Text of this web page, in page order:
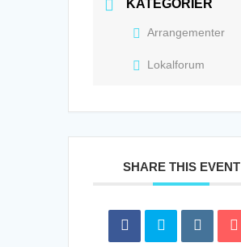
KATEGORIER
Arrangementer
Lokalforum
SHARE THIS EVENT